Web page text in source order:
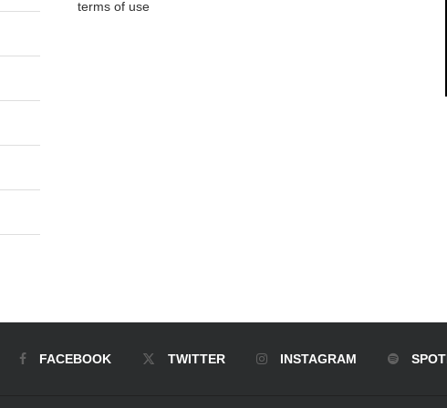
terms of use
FACEBOOK TWITTER INSTAGRAM